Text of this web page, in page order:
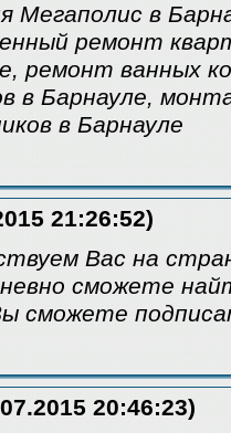
Мегаполис в
ремонт
ремонт ванных
в Барнауле,
в Барнауле
21:26:52)
Вас на
сможете
сможете
20:46:23)